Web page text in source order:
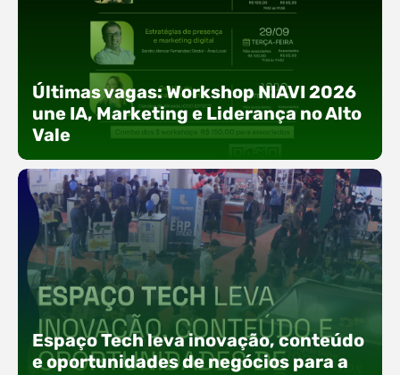
Últimas vagas: Workshop NIAVI 2026
une IA, Marketing e Liderança no Alto
Vale
Com o objetivo de impulsionar a produtividade, a
presença digital e a gestão nas empresas do
Alto Vale, o Núcleo de Tecnologia da Informação
(NIAVI), Polo ACATE-ACIRS, realiza a edição
Espaço Tech leva inovação, conteúdo
e oportunidades de negócios para a